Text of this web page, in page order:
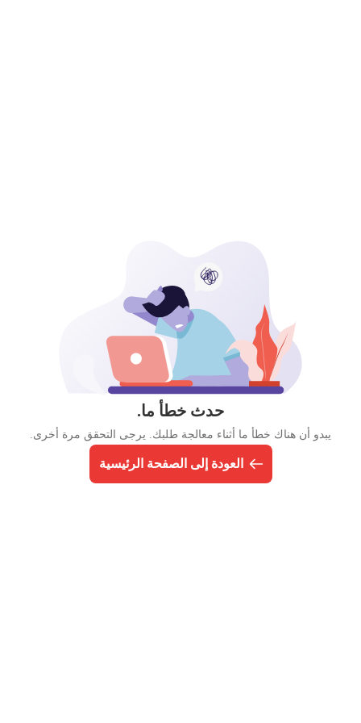
حدث خطأ ما.
يبدو أن هناك خطأ ما أثناء معالجة طلبك. يرجى التحقق مرة أخرى.
العودة إلى الصفحة الرئيسية